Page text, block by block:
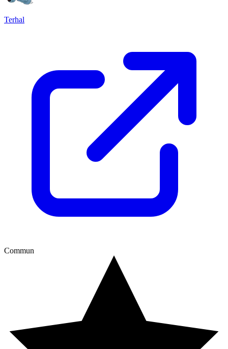
Terhal
Commun